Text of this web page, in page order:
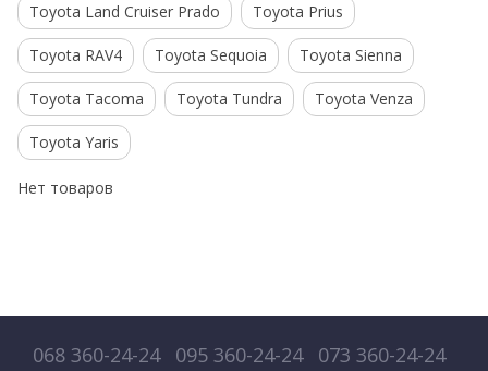
Toyota Land Cruiser Prado Toyota Prius
Toyota RAV4 Toyota Sequoia Toyota Sienna
Toyota Tacoma Toyota Tundra Toyota Venza
Toyota Yaris
Нет товаров
068 360-24-24 095 360-24-24 073 360-24-24